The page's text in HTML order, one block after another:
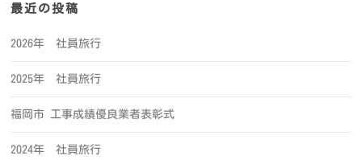
最近の投稿
2026年 社員旅行
2025年 社員旅行
福岡市 工事成績優良業者表彰式
2024年 社員旅行